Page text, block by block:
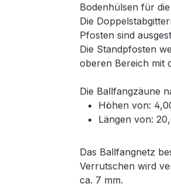
Bodenhülsen für
Die
Pfosten sind
Die Standpfosten
oberen Bereich mit
Die Ballfangzäune
Höhen von:
Längen von:
Das Ballfangnetz
Verrutschen wird
ca. 7 mm.